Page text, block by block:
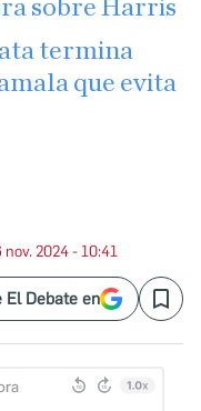
sobre Harris
termina
que evita
nov. 2024 - 10:41
El Debate en Save